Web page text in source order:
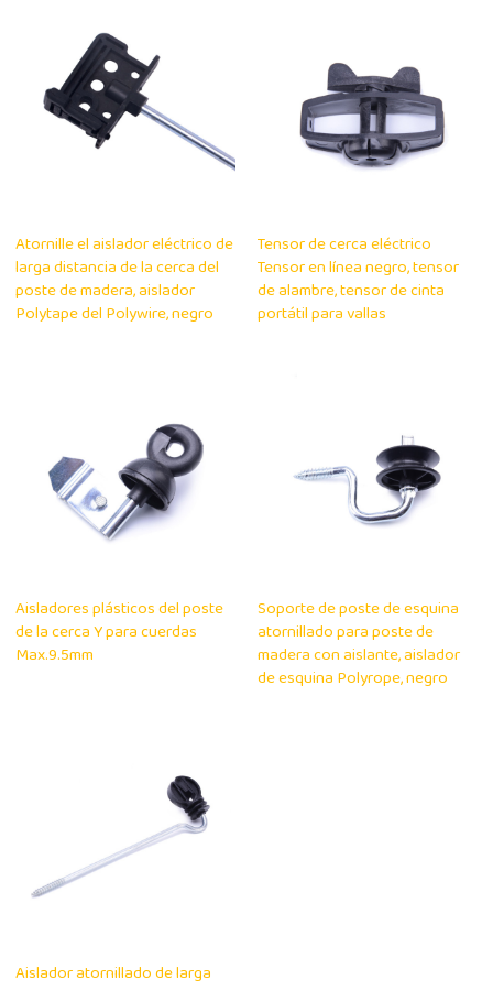
Atornille el aislador eléctrico de
larga distancia de la cerca del
poste de madera, aislador
Polytape del Polywire, negro
Tensor de cerca eléctrico
Tensor en línea negro, tensor
de alambre, tensor de cinta
portátil para vallas
Aisladores plásticos del poste
de la cerca Y para cuerdas
Max.9.5mm
Soporte de poste de esquina
atornillado para poste de
madera con aislante, aislador
de esquina Polyrope, negro
Aislador atornillado de larga